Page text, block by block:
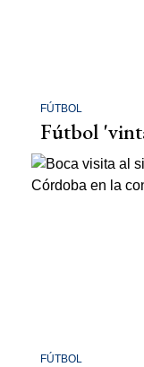
FÚTBOL
Fútbol
FÚTBOL